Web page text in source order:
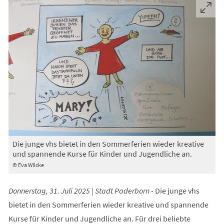
© Eva Wilcke
Die junge vhs bietet in den Sommerferien wieder kreative
und spannende Kurse für Kinder und Jugendliche an.
Donnerstag, 31. Juli 2025 | Stadt Paderborn - Die junge vhs
bietet in den Sommerferien wieder kreative und spannende
Kurse für Kinder und Jugendliche an. Für drei beliebte